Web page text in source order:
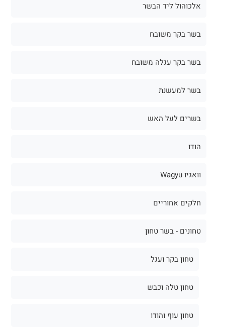
אלכוהול ליד הבשר
בשר בקר משובח
בשר בקר עגלה משובח
בשר למעשנת
בשרים לעל האש
הודו
וואגיו Wagyu
חלקים אחוריים
טחונים - בשר טחון
טחון בקר ועגל
טחון טלה וכבש
טחון עוף והודו